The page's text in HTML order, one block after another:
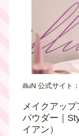
illuN 公式サイト：
メイクアッ
パウダー｜
イアン）